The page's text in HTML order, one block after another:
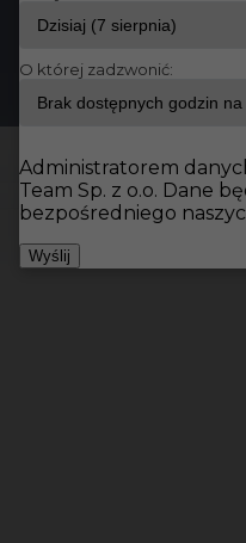
O której zadzwonić:
Administratorem
Team Sp. z o.o. Dane
bezpośredniego
Wyślij